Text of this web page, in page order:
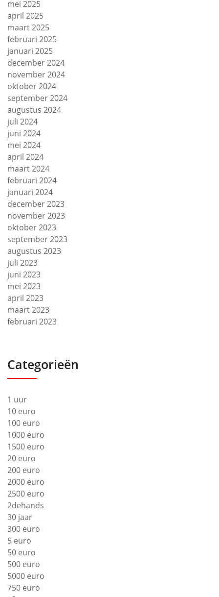
mei 2025
april 2025
maart 2025
februari 2025
januari 2025
december 2024
november 2024
oktober 2024
september 2024
augustus 2024
juli 2024
juni 2024
mei 2024
april 2024
maart 2024
februari 2024
januari 2024
december 2023
november 2023
oktober 2023
september 2023
augustus 2023
juli 2023
juni 2023
mei 2023
april 2023
maart 2023
februari 2023
Categorieën
1 uur
10 euro
100 euro
1000 euro
1500 euro
20 euro
200 euro
2000 euro
2500 euro
2dehands
30 jaar
300 euro
5 euro
50 euro
500 euro
5000 euro
750 euro